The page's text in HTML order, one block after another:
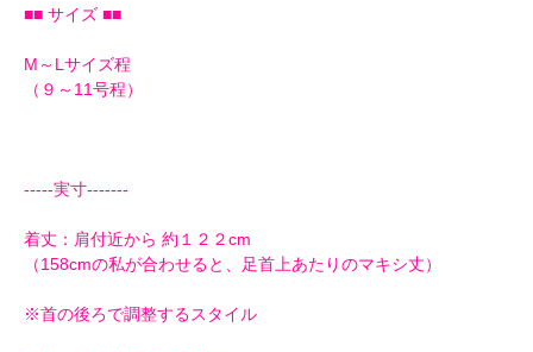
■■ サイズ ■■
M～Lサイズ程
（９～11号程）
-----実寸-------
着丈：肩付近から 約１２２cm
（158cmの私が合わせると、足首上あたりのマキシ丈）
※首の後ろで調整するスタイル